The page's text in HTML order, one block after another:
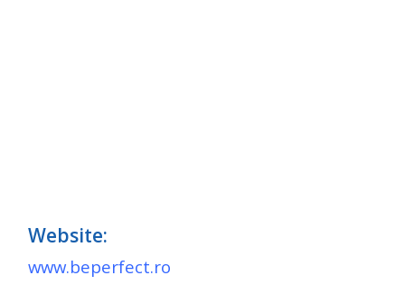
Website:
www.beperfect.ro